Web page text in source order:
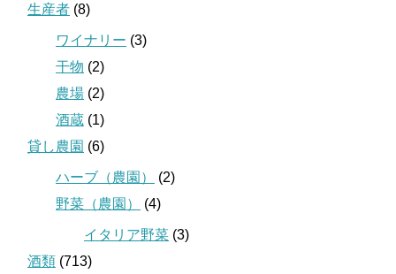
生産者 (8)
ワイナリー (3)
干物 (2)
農場 (2)
酒蔵 (1)
貸し農園 (6)
ハーブ（農園）
(2)
野菜（農園）
(4)
イタリア野菜 (3)
酒類 (713)